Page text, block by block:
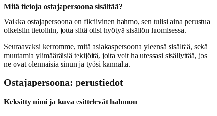
Mitä tietoja ostajapersoona sisältää?
Vaikka ostajapersoona on fiktiivinen hahmo, sen tulisi aina perustua
oikeisiin tietoihin, jotta siitä olisi hyötyä sisällön luomisessa.
Seuraavaksi kerromme, mitä asiakaspersoona yleensä sisältää, sekä
muutamia ylimääräisiä tekijöitä, joita voit halutessasi sisällyttää, jos
ne ovat olennaisia sinun ja työsi kannalta.
Ostajapersoona: perustiedot
Keksitty nimi ja kuva esittelevät hahmon